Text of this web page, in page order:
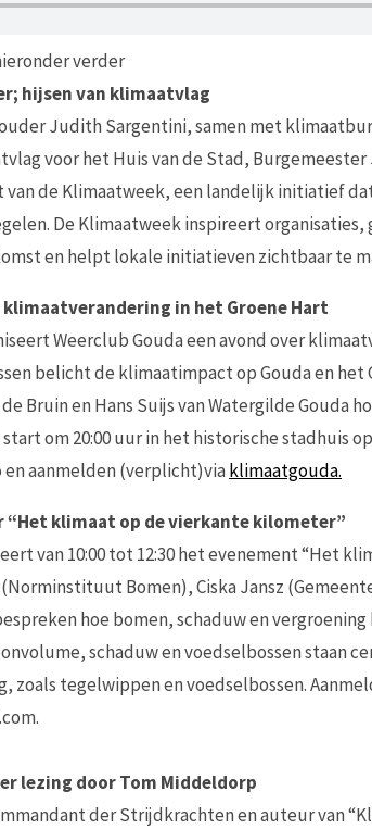
verder
hijsen van klimaatvlag
Judith Sargentini, samen met
voor het Huis van de Stad, Burgemeester
de Klimaatweek, een landelijk initiatief
De Klimaatweek inspireert organisaties,
en helpt lokale initiatieven zichtbaar te
in het Groene Hart
Weerclub Gouda een avond over
belicht de klimaatimpact op Gouda en
Bruin en Hans Suijs van Watergilde Gouda
om 20:00 uur in het historische stadhuis
aanmelden (verplicht)via klimaatgouda.
“Het klimaat op de vierkante kilometer”
van 10:00 tot 12:30 het evenement “Het
Bomen), Ciska Jansz
hoe bomen, schaduw en
schaduw en voedselbossen staan
zoals tegelwippen en voedselbossen.
lezing door Tom Middeldorp
der Strijdkrachten en auteur van